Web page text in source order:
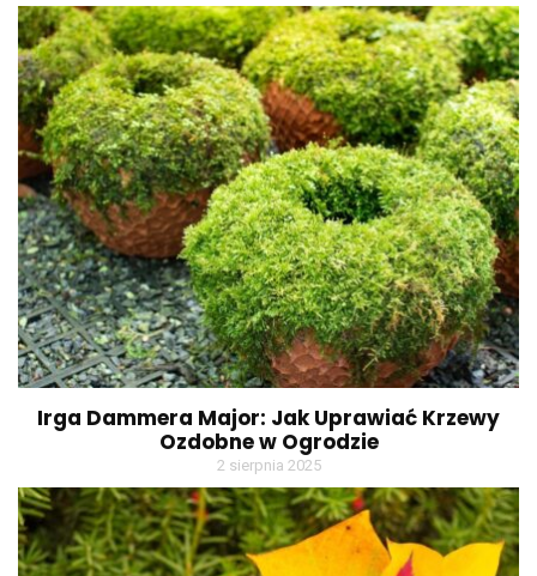
Irga Dammera Major: Jak Uprawiać Krzewy
Ozdobne w Ogrodzie
2 sierpnia 2025